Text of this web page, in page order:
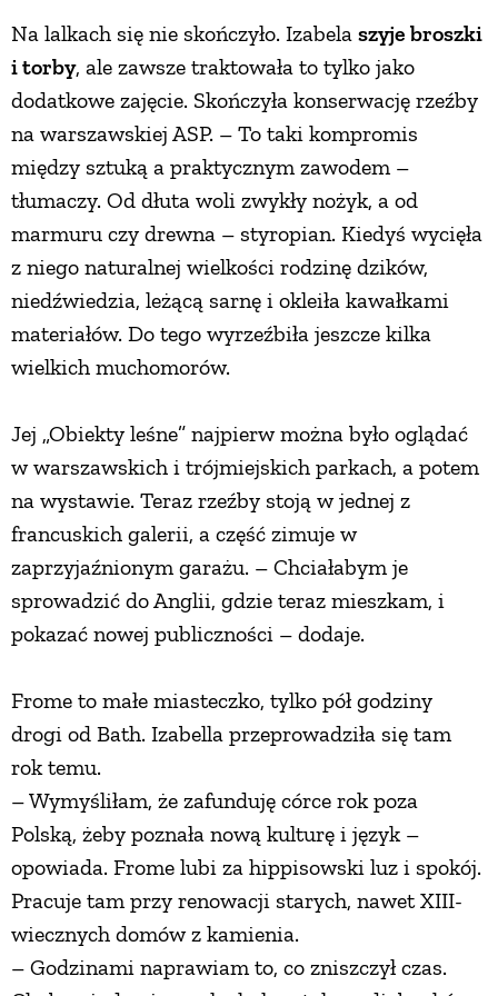
Na lalkach się nie skończyło. Izabela szyje broszki
i torby, ale zawsze traktowała to tylko jako
dodatkowe zajęcie. Skończyła konserwację rzeźby
na warszawskiej ASP. – To taki kompromis
między sztuką a praktycznym zawodem –
tłumaczy. Od dłuta woli zwykły nożyk, a od
marmuru czy drewna – styropian. Kiedyś wycięła
z niego naturalnej wielkości rodzinę dzików,
niedźwiedzia, leżącą sarnę i okleiła kawałkami
materiałów. Do tego wyrzeźbiła jeszcze kilka
wielkich muchomorów.
Jej „Obiekty leśne” najpierw można było oglądać
w warszawskich i trójmiejskich parkach, a potem
na wystawie. Teraz rzeźby stoją w jednej z
francuskich galerii, a część zimuje w
zaprzyjaźnionym garażu. – Chciałabym je
sprowadzić do Anglii, gdzie teraz mieszkam, i
pokazać nowej publiczności – dodaje.
Frome to małe miasteczko, tylko pół godziny
drogi od Bath. Izabella przeprowadziła się tam
rok temu.
– Wymyśliłam, że zafunduję córce rok poza
Polską, żeby poznała nową kulturę i język –
opowiada. Frome lubi za hippisowski luz i spokój.
Pracuje tam przy renowacji starych, nawet XIII-
wiecznych domów z kamienia.
– Godzinami naprawiam to, co zniszczył czas.